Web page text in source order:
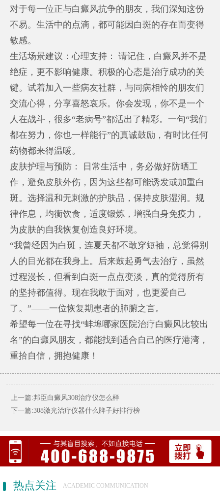
对于每一位正与白癜风抗争的朋友，我们深知这份
不易。生活中的点滴，都可能因白斑的存在而变得
敏感。
生活场景建议：心理支持： 请记住，白癜风并不是
绝症，更不影响健康。积极的心态是治疗成功的关
键。试着加入一些病友社群，与同病相怜的朋友们
交流心得，分享喜怒哀乐。你会发现，你不是一个
人在战斗，很多“老病号”都活出了精彩。一句“我们
都在努力，你也一样能行”的真诚鼓励，有时比任何
药物都来得温暖。
皮肤护理与预防： 日常生活中，务必做好防晒工
作，避免皮肤外伤，因为这些都可能诱发或加重白
斑。选择温和无刺激的护肤品，保持皮肤湿润。规
律作息，均衡饮食，适度锻炼，增强自身免疫力，
为皮肤的自我恢复创造良好环境。
“我曾经因为白斑，连夏天都不敢穿短袖，总觉得别
人的目光都在我身上。后来鼓起勇气去治疗，虽然
过程漫长，但看到白斑一点点变淡，真的觉得所有
的坚持都值得。现在我敢于面对，也更爱自己
了。”——一位恢复期患者的肺腑之言。
希望每一位在寻找“蚌埠哪家医院治疗白癜风比较出
名”的白癜风朋友，都能找到适合自己的医疗港湾，
重拾自信，拥抱健康！
上一篇:邦臣白癜风308治疗仪怎么样
下一篇:308激光治疗仪器什么牌子好排行榜
热点关注 ACADEMIC COMMUNICATION